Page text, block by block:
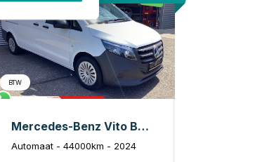
BTW
Mercedes-Benz Vito Bestelbus 116 CDI Aut. L3 Stoelverw./ 2.5t Trekverm./ Camera/ 270Gr.Deuren/ Navi/ Cruise/ DAB/ Airco
Automaat - 44000km - 2024